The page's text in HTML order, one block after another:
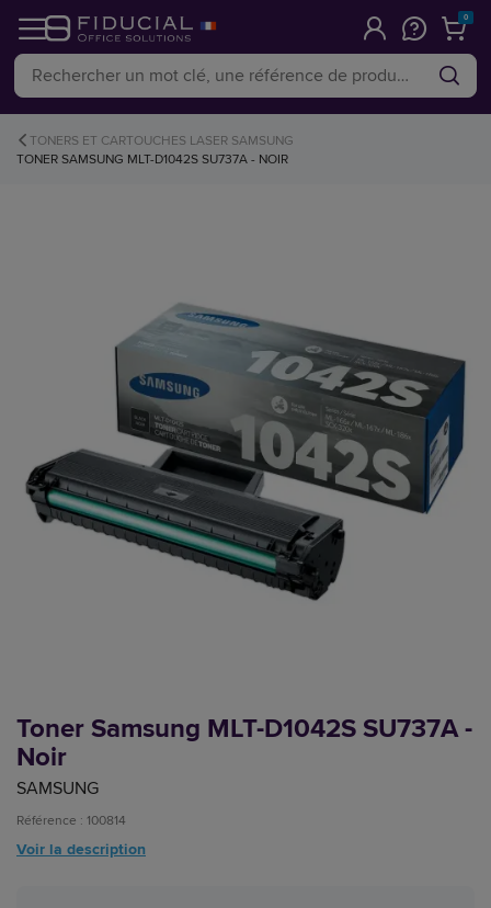
0
TONERS ET CARTOUCHES LASER SAMSUNG
TONER SAMSUNG MLT-D1042S SU737A - NOIR
Toner Samsung MLT-D1042S SU737A -
Noir
SAMSUNG
Référence : 100814
Voir la description